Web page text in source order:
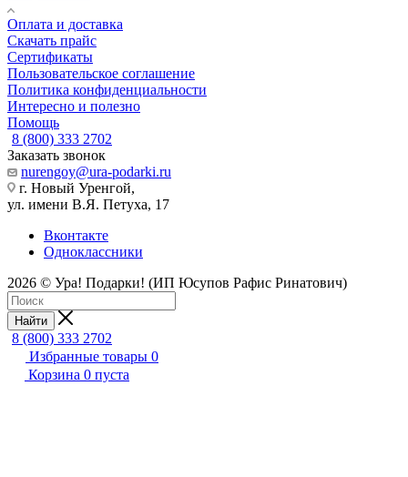
Оплата и доставка
Скачать прайс
Сертификаты
Пользовательское соглашение
Политика конфиденциальности
Интересно и полезно
Помощь
8 (800) 333 2702
Заказать звонок
nurengoy@ura-podarki.ru
г. Новый Уренгой,
ул. имени В.Я. Петуха, 17
Вконтакте
Одноклассники
2026 © Ура! Подарки! (ИП Юсупов Рафис Ринатович)
Найти
8 (800) 333 2702
Избранные товары 0
Корзина 0 пуста